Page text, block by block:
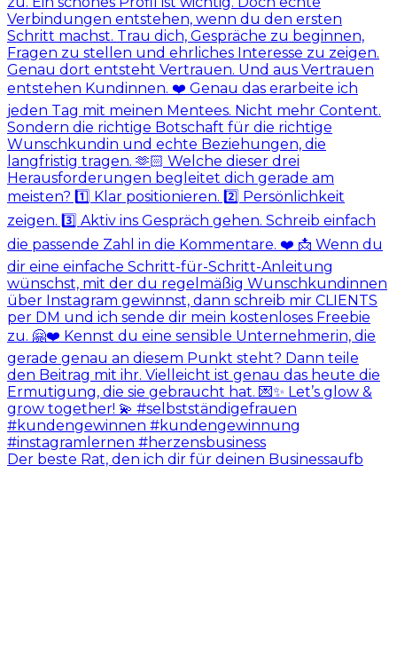
Der beste Rat, den ich dir für deinen Businessaufb